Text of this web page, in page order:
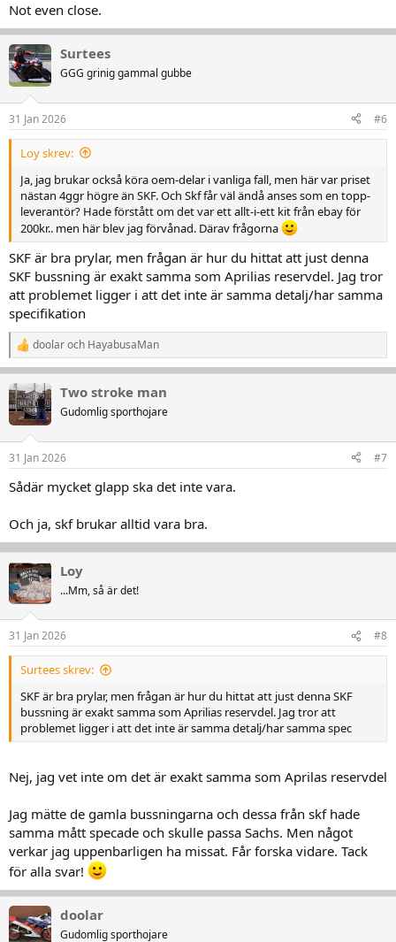
Not even close.
Surtees
GGG grinig gammal gubbe
31 Jan 2026 #6
Loy skrev:
Ja, jag brukar också köra oem-delar i vanliga fall, men här var priset
nästan 4ggr högre än SKF. Och Skf får väl ändå anses som en topp-
leverantör? Hade förstått om det var ett allt-i-ett kit från ebay för
200kr.. men här blev jag förvånad. Därav frågorna
SKF är bra prylar, men frågan är hur du hittat att just denna
SKF bussning är exakt samma som Aprilias reservdel. Jag tror
att problemet ligger i att det inte är samma detalj/har samma
specifikation
R
e
k
t
e
r
:
doolaroch HayabusaMan
Two stroke man
Gudomlig sporthojare
31 Jan 2026 #7
Sådär mycket glapp ska det inte vara.
Och ja, skf brukar alltid vara bra.
Loy
...Mm, så är det!
31 Jan 2026 #8
Surtees skrev:
SKF är bra prylar, men frågan är hur du hittat att just denna SKF
bussning är exakt samma som Aprilias reservdel. Jag tror att
problemet ligger i att det inte är samma detalj/har samma spec
Nej, jag vet inte om det är exakt samma som Aprilas reservdel
Jag mätte de gamla bussningarna och dessa från skf hade
samma mått specade och skulle passa Sachs. Men något
verkar jag uppenbarligen ha missat. Får forska vidare. Tack
för alla svar!
doolar
Gudomlig sporthojare